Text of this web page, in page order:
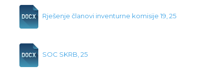
Rješenje članovi inventurne komisije 19, 25
SOC SKRB, 25